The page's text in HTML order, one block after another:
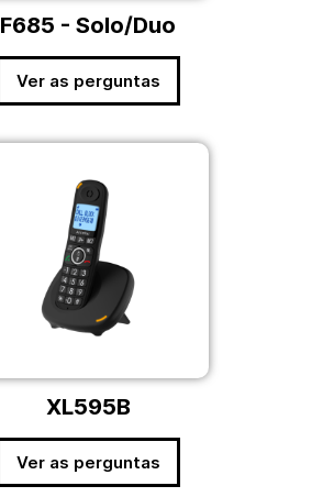
F685 - Solo/Duo
Ver as perguntas
XL595B
Ver as perguntas